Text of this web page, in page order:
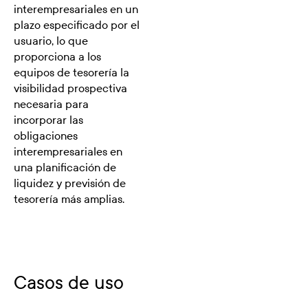
interempresariales en un
plazo especificado por el
usuario, lo que
proporciona a los
equipos de tesorería la
visibilidad prospectiva
necesaria para
incorporar las
obligaciones
interempresariales en
una planificación de
liquidez y previsión de
tesorería más amplias.
Casos de uso